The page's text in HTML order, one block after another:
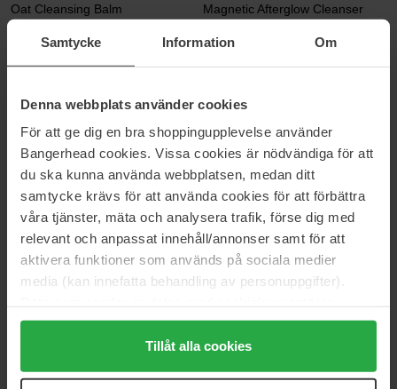
Samtycke Information Om
Denna webbplats använder cookies
För att ge dig en bra shoppingupplevelse använder
Bangerhead cookies. Vissa cookies är nödvändiga för att
du ska kunna använda webbplatsen, medan ditt
samtycke krävs för att använda cookies för att förbättra
våra tjänster, mäta och analysera trafik, förse dig med
relevant och anpassat innehåll/annonser samt för att
aktivera funktioner som används på sociala medier
media (kan innefatta behandling av personuppgifter).
Genom att trycka på "Tillåt alla cookies" accepterar du
alla cookies, medan du under "Detaljer" kan anpassa
användningen av cookies. Du kan när som helst återkalla
Tillåt alla cookies
Oat Cleansing Balm
221 kr
Magnetic Afterglow Cleanser
461 kr
Ordinær pris 512 kr
Beauty of Joseon
Cleanser
100 ml
188 kr
Ordinær pris 208 kr
Ikke på lager
Clarins
200 ml
288 kr
Ordinær pris 320 kr
Dermalogica
Clearing Skin Wash
250 ml
Embryolisse
Micellar Lotion
250 ml
150 ml
Medik8
150 ml